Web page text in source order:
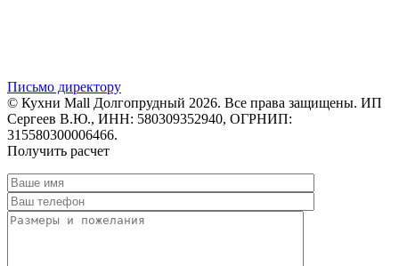
Письмо директору
© Кухни Mall Долгопрудный 2026. Все права защищены. ИП
Сергеев В.Ю., ИНН: 580309352940, ОГРНИП:
315580300006466.
Получить расчет